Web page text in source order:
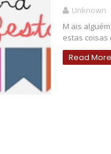
Unknown
M ais
estas coisas
Read More